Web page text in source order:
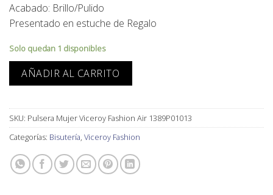
Acabado: Brillo/Pulido
Presentado en estuche de Regalo
Solo quedan 1 disponibles
AÑADIR AL CARRITO
SKU: Pulsera Mujer Viceroy Fashion Air 1389P01013
Categorías: Bisutería, Viceroy Fashion